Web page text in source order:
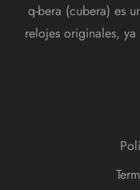
q-bera (cubera) es
relojes originales,